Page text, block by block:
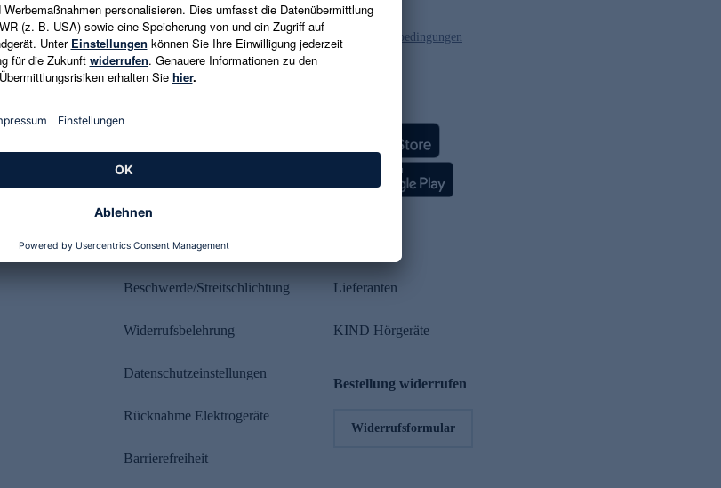
ist jederzeit in
Es gelten die Datenschutzrichtlinien und die Gutscheinbedingungen
Rechtliches
Beschwerde/Streitschlichtung
Widerrufsbelehrung
Datenschutzeinstellungen
Rücknahme Elektrogeräte
Barrierefreiheit
Lieferanten
KIND Hörgeräte
Bestellung widerrufen
Widerrufsformular